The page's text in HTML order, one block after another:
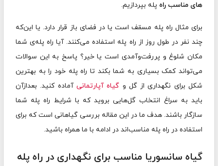
های مناسب راه پله بپردازیم.
برای مثال راه پله مسقف است یا در فضای باز قرار دارد. یا این‌که
چند نفر در طول روز از راه پله استفاده می‌کنند. آیا راه پله‌ی شما
مکان شلوغ و پررفت‌وآمدی است یا خیر؟ پاسخ به این سوالات
می‌تواند کمک بسیاری به شما بکند تا راه پله‌ خود را به بهترین
شکل برای نگهداری از گل و گیاه آپارتمانیآماده کنید. بعدازآن
باید به سراغ انتخاب گل‌هایی بروید که با شرایط راه پله‌ شما
سازگار باشند. هدف ما در این مقاله بررسی گیاهانی است که برای
استفاده در راه پله مناسب‌اند در ادامه با ما همراه باشید.
گیاه سانسوریا مناسب برای نگهداری در راه‌ پله